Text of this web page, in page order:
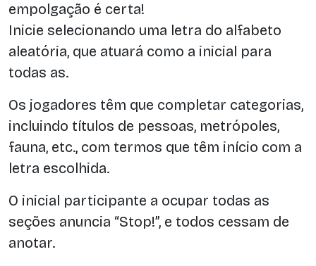
empolgação é certa!
Inicie selecionando uma letra do alfabeto
aleatória, que atuará como a inicial para
todas as.
Os jogadores têm que completar categorias,
incluindo títulos de pessoas, metrópoles,
fauna, etc., com termos que têm início com a
letra escolhida.
O inicial participante a ocupar todas as
seções anuncia “Stop!”, e todos cessam de
anotar.